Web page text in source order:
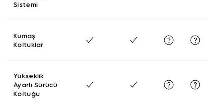
Sistemi
Kumaş
Koltuklar
Yükseklik
Ayarlı Sürücü
Koltuğu